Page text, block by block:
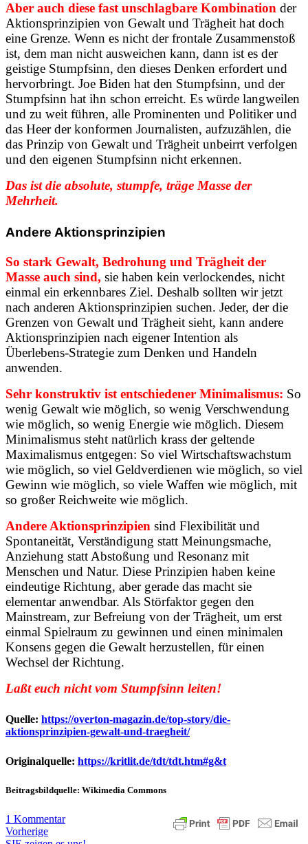
Aber auch diese fast unschlagbare Kombination der
Aktionsprinzipien von Gewalt und Trägheit hat doch
eine Grenze. Wenn es nicht der frontale Zusammenstoß
ist, dem man nicht ausweichen kann, dann ist es der
geistige Stumpfsinn, den dieses Denken erfordert und
hervorbringt. Joe Biden hat den Stumpfsinn, und der
Stumpfsinn hat ihn schon erreicht. Es würde langweilen
und zu weit führen, alle Prominenten und Politiker und
das Heer der konformen Journalisten, aufzuzählen, die
das Prinzip von Gewalt und Trägheit unbeirrt verfolgen
und den eigenen Stumpfsinn nicht erkennen.
Das ist die absolute, stumpfe, träge Masse der
Mehrheit.
Andere Aktionsprinzipien
So stark Gewalt, Bedrohung und Trägheit der
Masse auch sind, sie haben kein verlockendes, nicht
einmal ein erkennbares Ziel. Deshalb sollten wir jetzt
nach anderen Aktionsprinzipien suchen. Jeder, der die
Grenzen von Gewalt und Trägheit sieht, kann andere
Aktionsprinzipien nach eigener Intention als
Überlebens-Strategie zum Denken und Handeln
anwenden.
Sehr konstruktiv ist entschiedener Minimalismus: So
wenig Gewalt wie möglich, so wenig Verschwendung
wie möglich, so wenig Energie wie möglich. Diesem
Minimalismus steht natürlich krass der geltende
Maximalismus entgegen: So viel Wirtschaftswachstum
wie möglich, so viel Geldverdienen wie möglich, so viel
Gewinn wie möglich, so viele Waffen wie möglich, mit
so großer Reichweite wie möglich.
Andere Aktionsprinzipien sind Flexibilität und
Spontaneität, Verständigung statt Meinungsmache,
Anziehung statt Abstoßung und Resonanz mit
Menschen und Natur. Diese Prinzipien haben keine
eindeutige Richtung, aber gerade das macht sie
elementar anwendbar. Als Störfaktor gegen den
Mainstream, zur Befreiung von der Trägheit, um erst
einmal Spielraum zu gewinnen und einen minimalen
Konsens gegen die Gewalt herzustellen, für einen
Wechsel der Richtung.
Laßt euch nicht vom Stumpfsinn leiten!
Quelle: https://overton-magazin.de/top-story/die-
aktionsprinzipien-gewalt-und-traegheit/
Originalquelle: https://kritlit.de/tdt/tdt.htm#g&t
Beitragsbildquelle: Wikimedia Commons
1 Kommentar
Vorherige